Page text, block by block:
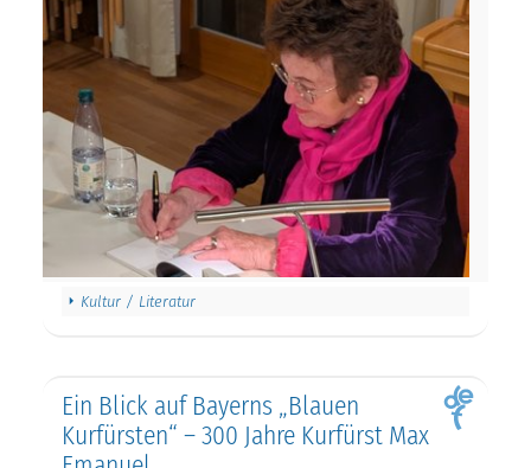
Kultur / Literatur
Ein Blick auf Bayerns „Blauen
Kurfürsten“ – 300 Jahre Kurfürst Max